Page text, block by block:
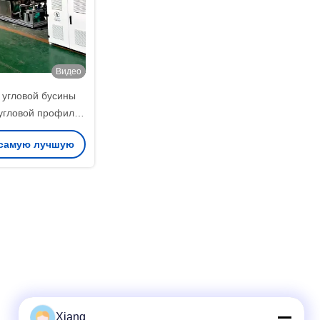
Видео
бусины
профиль
машина
изделия
лучшую
Xiang